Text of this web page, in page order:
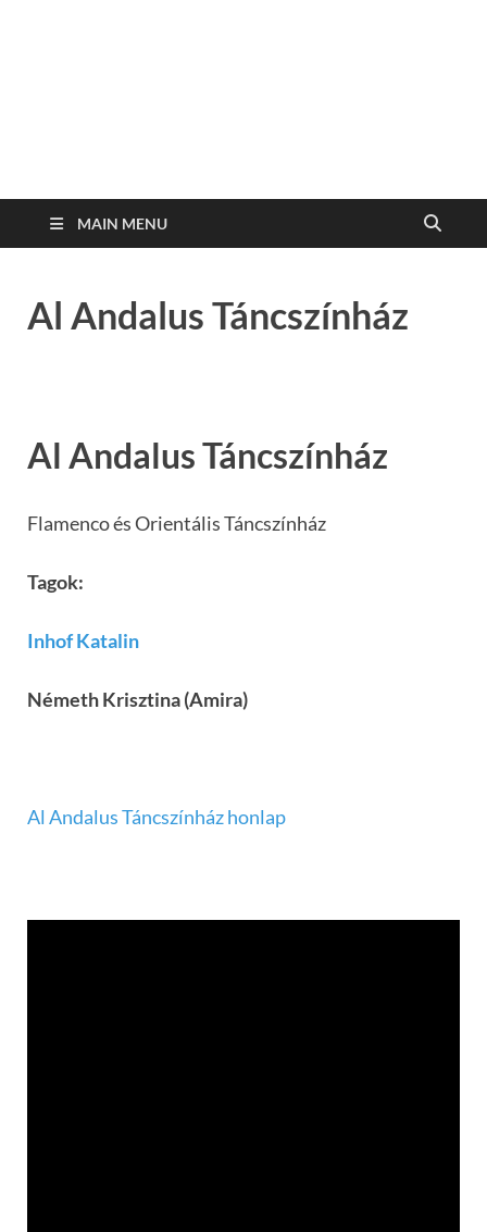
MAIN MENU
Al Andalus Táncszínház
Al Andalus Táncszínház
Flamenco és Orientális Táncszínház
Tagok:
Inhof Katalin
Németh Krisztina (Amira)
Al Andalus Táncszínház honlap